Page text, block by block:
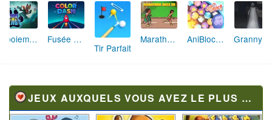
Aboiement Stellaire : Aventure Canine Fusée Chromatique: La Course des Couleurs
Tir Parfait
Marathon Champion io AniBlocos: Connecte les Animaux Mignons!
JEUX AUXQUELS VOUS AVEZ LE PLUS JOUÉ